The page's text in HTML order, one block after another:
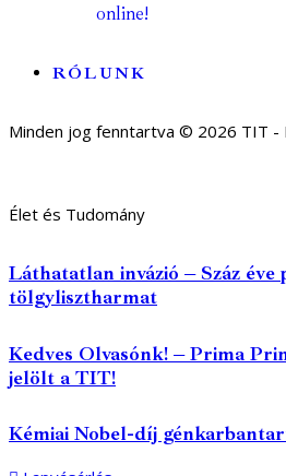
online!
RÓLUNK
Minden jog fenntartva © 2026 TIT -
Élet és Tudomány
Láthatatlan invázió – Száz éve
tölgylisztharmat
Kedves Olvasónk! – Prima
jelölt a TIT!
Kémiai Nobel-díj